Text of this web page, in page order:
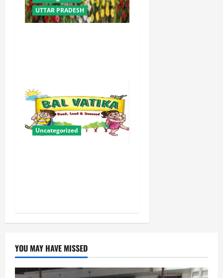
UTTAR PRADESH
Uncategorized
YOU MAY HAVE MISSED